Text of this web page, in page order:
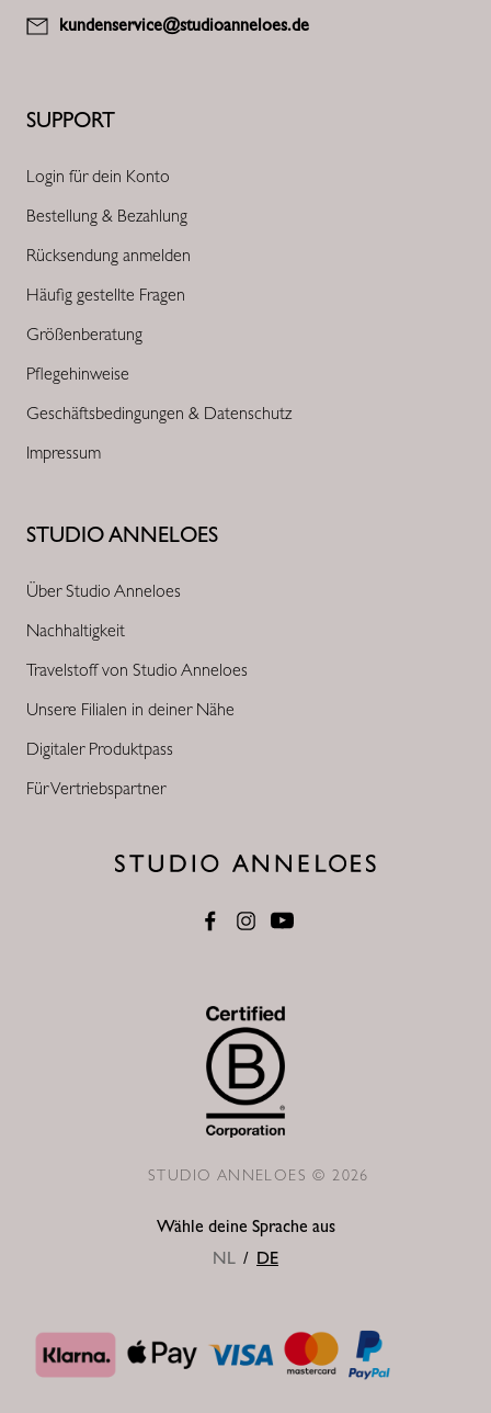
STUDIO ANNELOES
Über Studio Anneloes
Nachhaltigkeit
Travelstoff von Studio Anneloes
Unsere Filialen in deiner Nähe
Digitaler Produktpass
Für Vertriebspartner
SUPPORT
Login für dein Konto
Bestellung & Bezahlung
Rücksendung anmelden
Häufig gestellte Fragen
Größenberatung
Pflegehinweise
Geschäftsbedingungen & Datenschutz
Impressum
kundenservice@studioanneloes.de
Wähle deine Sprache aus
NL / DE
STUDIO ANNELOES © 2026